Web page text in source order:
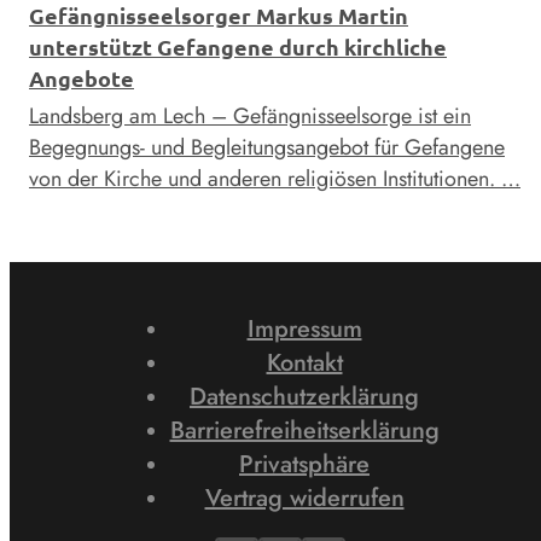
Gefängnisseelsorger Markus Martin
unterstützt Gefangene durch kirchliche
Angebote
Landsberg am Lech – Gefängnisseelsorge ist ein
Begegnungs- und Begleitungsangebot für Gefangene
von der Kirche und anderen religiösen Institutionen. …
Impressum
Kontakt
Datenschutzerklärung
Barrierefreiheitserklärung
Privatsphäre
Vertrag widerrufen